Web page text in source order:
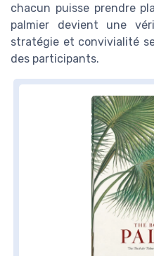
chacun puisse prendre
palmier devient une
stratégie et convivialité
des participants.